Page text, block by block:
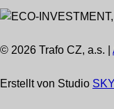
© 2026 Trafo CZ, a.s. |
Erstellt von Studio